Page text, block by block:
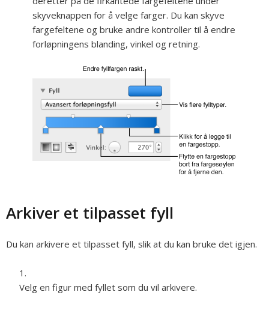
skyveknappen for å velge farger. Du kan skyve
fargefeltene og bruke andre kontroller til å endre
forløpningens blanding, vinkel og retning.
Arkiver et tilpasset fyll
Du kan arkivere et tilpasset fyll, slik at du kan bruke det igjen.
Velg en figur med fyllet som du vil arkivere.